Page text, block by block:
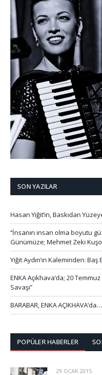
SON YAZILAR
Hasan Yiğit’in, Baskıdan
‘’İnsanın insan olma boyutu
Günümüze; Mehmet Zeki
Yiğit Aydın’ın Kaleminden: Baş
ENKA Açıkhava’da; 20
Savaşı”
BARABAR, ENKA AÇIKHAVA’da…
POPÜLER HABERLER
29 OCAK 2015